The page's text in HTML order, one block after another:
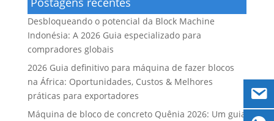
Desbloqueando o potencial da Block Machine
Indonésia: A 2026 Guia especializado para
compradores globais
2026 Guia definitivo para máquina de fazer blocos
na África: Oportunidades, Custos & Melhores
práticas para exportadores
Máquina de bloco de concreto Quênia 2026: Um guia